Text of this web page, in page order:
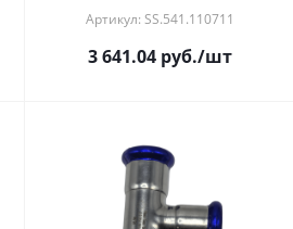
Артикул: SS.541.110711
3 641.04 руб./шт